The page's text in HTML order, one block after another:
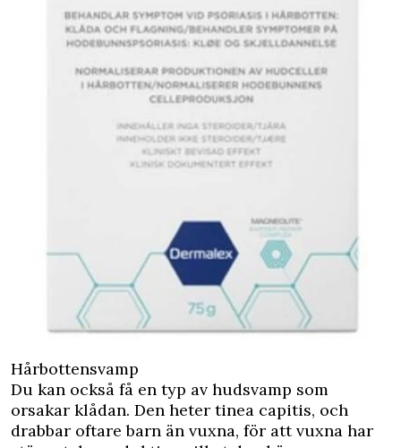
Hårbottensvamp
Du kan också få en typ av hudsvamp som
orsakar klådan. Den heter tinea capitis, och
drabbar oftare barn än vuxna, för att vuxna har